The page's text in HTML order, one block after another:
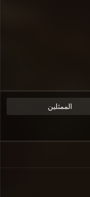
الممثلين